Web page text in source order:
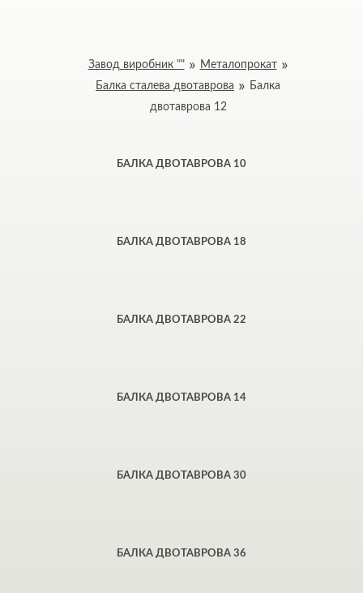
Завод виробник ""
Металопрокат
Балка сталева двотаврова
Балка
двотаврова 12
БАЛКА ДВОТАВРОВА 10
БАЛКА ДВОТАВРОВА 18
БАЛКА ДВОТАВРОВА 22
БАЛКА ДВОТАВРОВА 14
БАЛКА ДВОТАВРОВА 30
БАЛКА ДВОТАВРОВА 36